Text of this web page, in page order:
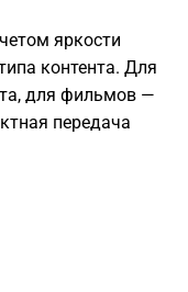
яркости
контента. Для
для фильмов —
передача